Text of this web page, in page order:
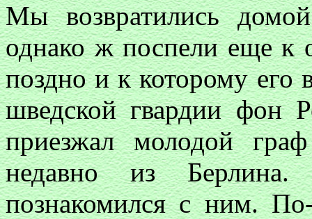
Мы возвратились
однако ж поспели еще к
поздно и к которому его
шведской гвардии фон
приезжал молодой
недавно из
познакомился с ним.